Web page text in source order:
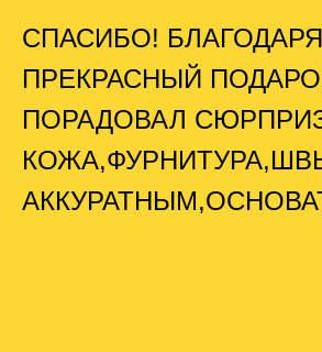
СПАСИБО!
ПРЕКРАСНЫЙ
ПОРАДОВАЛ